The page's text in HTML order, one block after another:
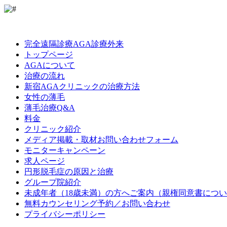
完全遠隔診療AGA診療外来
トップページ
AGAについて
治療の流れ
新宿AGAクリニックの治療方法
女性の薄毛
薄毛治療Q&A
料金
クリニック紹介
メディア掲載・取材お問い合わせフォーム
モニターキャンペーン
求人ページ
円形脱毛症の原因と治療
グループ院紹介
未成年者（18歳未満）の方へご案内（親権同意書につ
無料カウンセリング予約／お問い合わせ
プライバシーポリシー